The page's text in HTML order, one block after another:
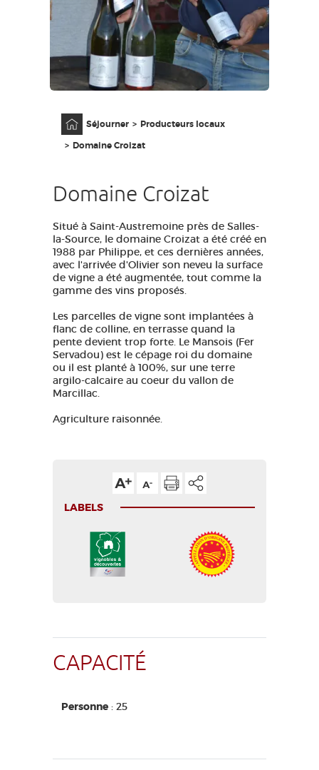
MA SÉLECTION
FR
Séjourner
Producteurs locaux
Domaine Croizat
Domaine Croizat
Situé à Saint-Austremoine près de Salles-
la-Source, le domaine Croizat a été créé en
1988 par Philippe, et ces dernières années,
avec l'arrivée d'Olivier son neveu la surface
de vigne a été augmentée, tout comme la
gamme des vins proposés.
Les parcelles de vigne sont implantées à
flanc de colline, en terrasse quand la
pente devient trop forte. Le Mansois (Fer
Servadou) est le cépage roi du domaine
ou il est planté à 100%, sur une terre
argilo-calcaire au coeur du vallon de
Marcillac.
Agriculture raisonnée.
LABELS
CAPACITÉ
Personne : 25